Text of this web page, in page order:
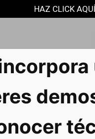
HAZ CLICK